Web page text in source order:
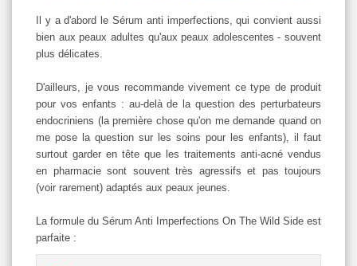
Il y a d'abord le Sérum anti imperfections, qui convient aussi
bien aux peaux adultes qu'aux peaux adolescentes - souvent
plus délicates.
D'ailleurs, je vous recommande vivement ce type de produit
pour vos enfants : au-delà de la question des perturbateurs
endocriniens (la première chose qu'on me demande quand on
me pose la question sur les soins pour les enfants), il faut
surtout garder en tête que les traitements anti-acné vendus
en pharmacie sont souvent très agressifs et pas toujours
(voir rarement) adaptés aux peaux jeunes.
La formule du Sérum Anti Imperfections On The Wild Side est
parfaite :